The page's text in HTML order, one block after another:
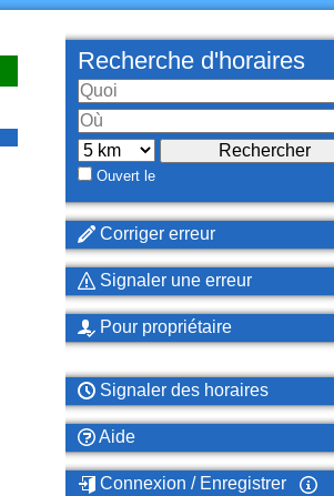
Recherche d'horaires
Ouvert le
Corriger erreur
Signaler une erreur
Pour propriétaire
Signaler des horaires
Aide
Connexion / Enregistrer